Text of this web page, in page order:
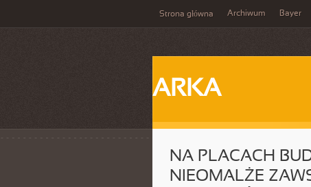
Strona główna Archiwum Bayer
ARKA
NA PLACACH
NIEOMALŻE